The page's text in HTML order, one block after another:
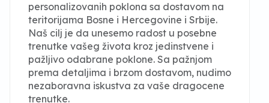
personalizovanih poklona sa dostavom na
teritorijama Bosne i Hercegovine i Srbije.
Naš cilj je da unesemo radost u posebne
trenutke vašeg života kroz jedinstvene i
pažljivo odabrane poklone. Sa pažnjom
prema detaljima i brzom dostavom, nudimo
nezaboravna iskustva za vaše dragocene
trenutke.